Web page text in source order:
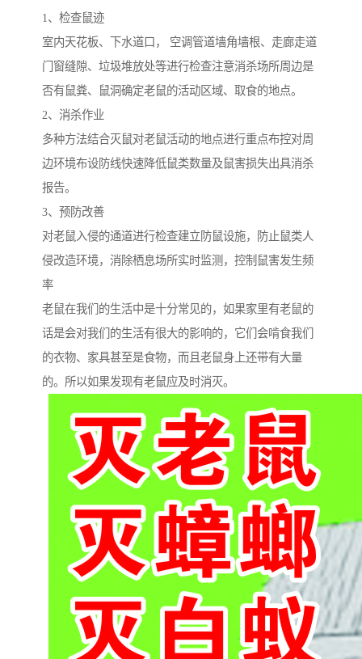
1、检查鼠迹
室内天花板、下水道口， 空调管道墙角墙根、走廊走道
门窗缝隙、垃圾堆放处等进行检查注意消杀场所周边是
否有鼠粪、鼠洞确定老鼠的活动区域、取食的地点。
2、消杀作业
多种方法结合灭鼠对老鼠活动的地点进行重点布控对周
边环境布设防线快速降低鼠类数量及鼠害损失出具消杀
报告。
3、预防改善
对老鼠入侵的通道进行检查建立防鼠设施，防止鼠类人
侵改造环境，消除栖息场所实时监测，控制鼠害发生频
率
老鼠在我们的生活中是十分常见的，如果家里有老鼠的
话是会对我们的生活有很大的影响的，它们会啃食我们
的衣物、家具甚至是食物，而且老鼠身上还带有大量
的。所以如果发现有老鼠应及时消灭。